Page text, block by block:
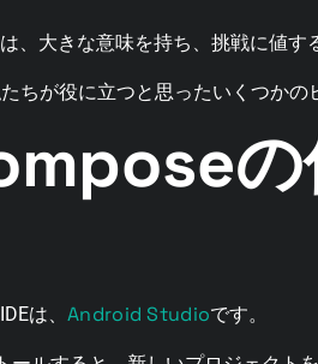
、大きな意味を持ち、挑戦に値す
ちが役に立つと思ったいくつかの
の
は、 Android Studioです。